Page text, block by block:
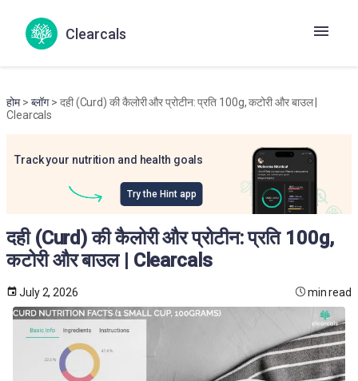
Clearcals
होम> ब्लॉग> दही (Curd) की कैलोरी और प्रोटीन: प्रति 100g, कटोरी और बाउल |
Clearcals
Track your nutrition and health goals
Try the Hint app
दही (Curd) की कैलोरी और प्रोटीन: प्रति 100g,
कटोरी और बाउल | Clearcals
July 2, 2026 min read